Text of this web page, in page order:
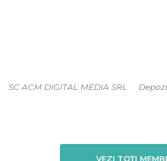
SC ACM DIGITAL MEDIA SRL
VEZI TOȚI